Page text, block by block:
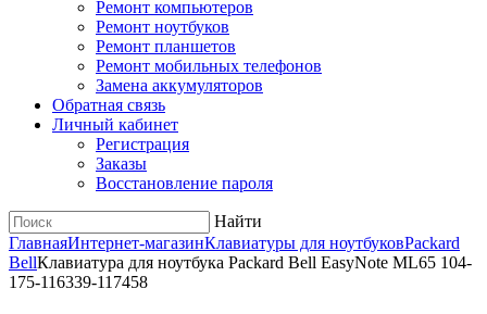
Ремонт компьютеров
Ремонт ноутбуков
Ремонт планшетов
Ремонт мобильных телефонов
Замена аккумуляторов
Обратная связь
Личный кабинет
Регистрация
Заказы
Восстановление пароля
Найти
ГлавнаяИнтернет-магазинКлавиатуры для ноутбуковPackard
BellКлавиатура для ноутбука Packard Bell EasyNote ML65 104-
175-116339-117458